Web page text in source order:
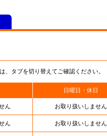
タブを切り替えてご確認ください。
日曜日・休日
ん お取り扱いしません
ん お取り扱いしません